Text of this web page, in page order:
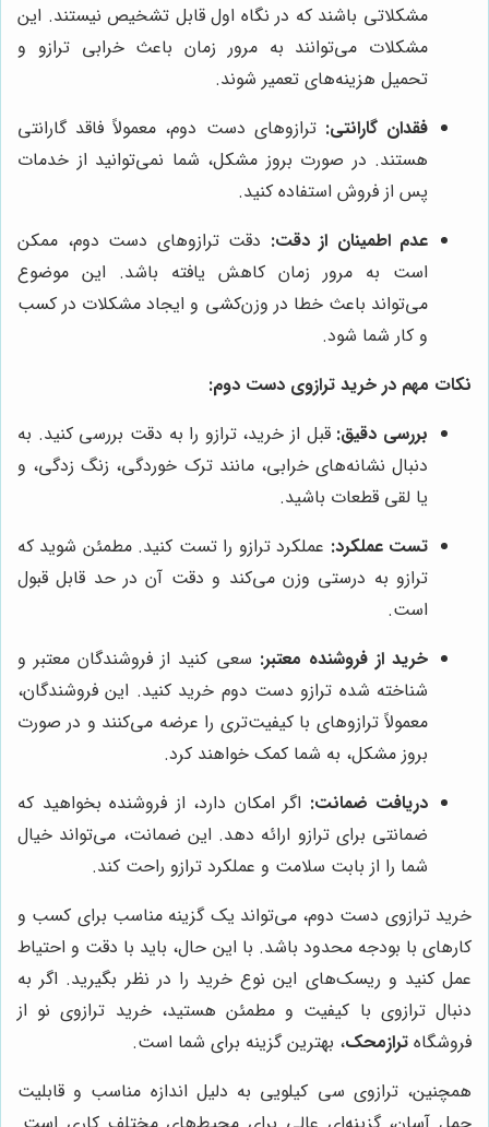
مشکلاتی باشند که در نگاه اول قابل تشخیص نیستند. این
مشکلات می‌توانند به مرور زمان باعث خرابی ترازو و
تحمیل هزینه‌های تعمیر شوند.
فقدان گارانتی: ترازوهای دست دوم، معمولاً فاقد گارانتی
هستند. در صورت بروز مشکل، شما نمی‌توانید از خدمات
پس از فروش استفاده کنید.
عدم اطمینان از دقت: دقت ترازوهای دست دوم، ممکن
است به مرور زمان کاهش یافته باشد. این موضوع
می‌تواند باعث خطا در وزن‌کشی و ایجاد مشکلات در کسب
و کار شما شود.
نکات مهم در خرید ترازوی دست دوم:
بررسی دقیق: قبل از خرید، ترازو را به دقت بررسی کنید. به
دنبال نشانه‌های خرابی، مانند ترک خوردگی، زنگ زدگی، و
یا لقی قطعات باشید.
تست عملکرد: عملکرد ترازو را تست کنید. مطمئن شوید که
ترازو به درستی وزن می‌کند و دقت آن در حد قابل قبول
است.
خرید از فروشنده معتبر: سعی کنید از فروشندگان معتبر و
شناخته شده ترازو دست دوم خرید کنید. این فروشندگان،
معمولاً ترازوهای با کیفیت‌تری را عرضه می‌کنند و در صورت
بروز مشکل، به شما کمک خواهند کرد.
دریافت ضمانت: اگر امکان دارد، از فروشنده بخواهید که
ضمانتی برای ترازو ارائه دهد. این ضمانت، می‌تواند خیال
شما را از بابت سلامت و عملکرد ترازو راحت کند.
خرید ترازوی دست دوم، می‌تواند یک گزینه مناسب برای کسب و
کارهای با بودجه محدود باشد. با این حال، باید با دقت و احتیاط
عمل کنید و ریسک‌های این نوع خرید را در نظر بگیرید. اگر به
دنبال ترازوی با کیفیت و مطمئن هستید، خرید ترازوی نو از
فروشگاه ترازمحک، بهترین گزینه برای شما است.
همچنین، ترازوی سی کیلویی به دلیل اندازه مناسب و قابلیت